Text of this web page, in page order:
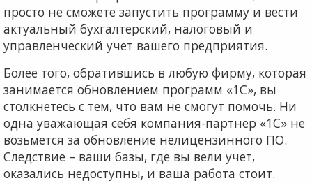
просто не сможете запустить программу и вести
актуальный бухгалтерский, налоговый и
управленческий учет вашего предприятия.
Более того, обратившись в любую фирму, которая
занимается обновлением программ «1С», вы
столкнетесь с тем, что вам не смогут помочь. Ни
одна уважающая себя компания-партнер «1С» не
возьмется за обновление нелицензинного ПО.
Следствие – ваши базы, где вы вели учет,
оказались недоступны, и ваша работа стоит.